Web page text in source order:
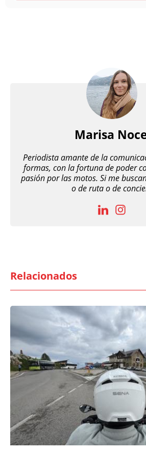
Marisa
Periodista amante de la
formas, con la fortuna de poder
pasión por las motos. Si me
o de ruta o de
Relacionados